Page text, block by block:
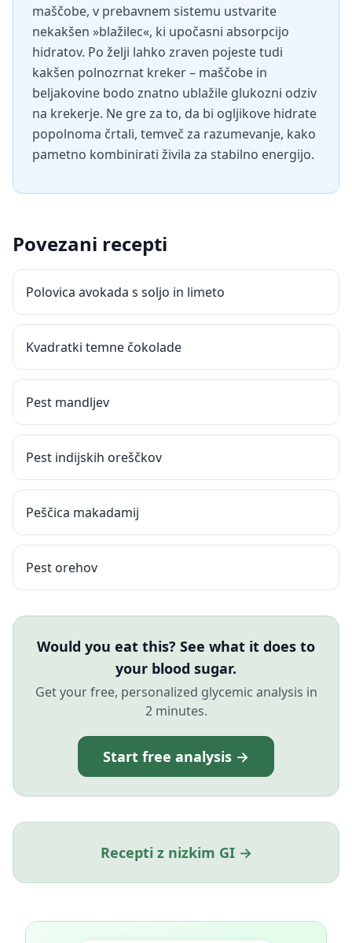
maščobe, v prebavnem sistemu ustvarite
nekakšen »blažilec«, ki upočasni absorpcijo
hidratov. Po želji lahko zraven pojeste tudi
kakšen polnozrnat kreker – maščobe in
beljakovine bodo znatno ublažile glukozni odziv
na krekerje. Ne gre za to, da bi ogljikove hidrate
popolnoma črtali, temveč za razumevanje, kako
pametno kombinirati živila za stabilno energijo.
Povezani recepti
Polovica avokada s soljo in limeto
Kvadratki temne čokolade
Pest mandljev
Pest indijskih oreščkov
Peščica makadamij
Pest orehov
Would you eat this? See what it does to
your blood sugar.
Get your free, personalized glycemic analysis in
2 minutes.
Start free analysis →
Recepti z nizkim GI →